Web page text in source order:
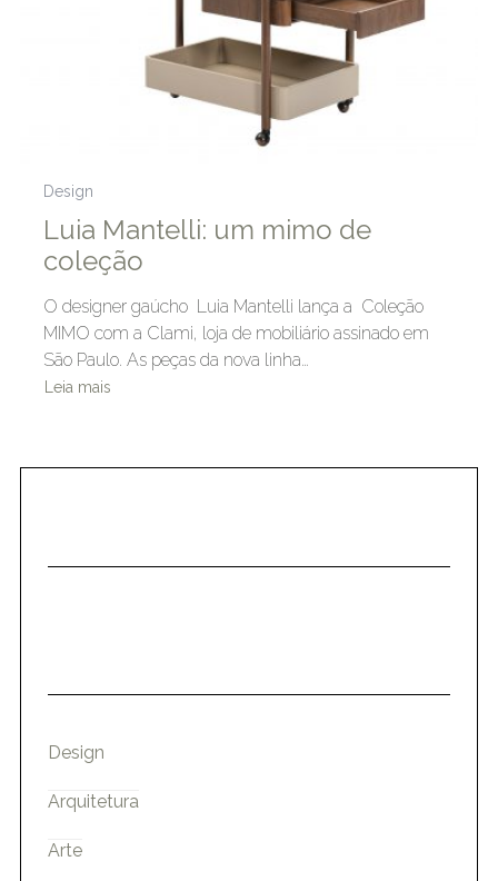
Design
Luia Mantelli: um mimo de
coleção
O designer gaúcho Luia Mantelli lança a Coleção
MIMO com a Clami, loja de mobiliário assinado em
São Paulo. As peças da nova linha…
Leia mais
Design
Arquitetura
Arte